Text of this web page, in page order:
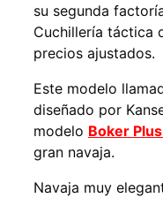
su segunda
Cuchillería táctica
precios ajustados.
Este modelo
diseñado por
modelo Boker Plus
gran navaja.
Navaja muy